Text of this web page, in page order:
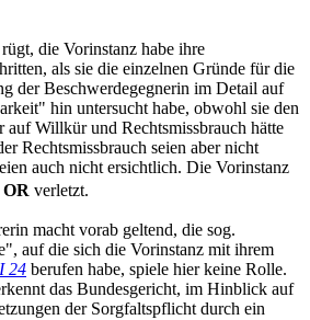
die Vorinstanz habe ihre
als sie die einzelnen Gründe für die
der Beschwerdegegnerin im Detail auf
hin untersucht habe, obwohl sie den
auf Willkür und Rechtsmissbrauch hätte
Rechtsmissbrauch seien aber nicht
auch nicht ersichtlich. Die Vorinstanz
OR verletzt.
macht vorab geltend, die sog.
auf die sich die Vorinstanz mit ihrem
24 berufen habe, spiele hier keine Rolle.
das Bundesgericht, im Hinblick auf
der Sorgfaltspflicht durch ein